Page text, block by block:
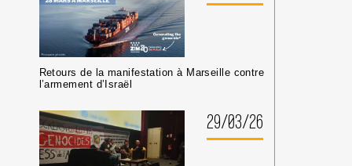
Retours de la manifestation à Marseille contre
l’armement d’Israël
29/03/26